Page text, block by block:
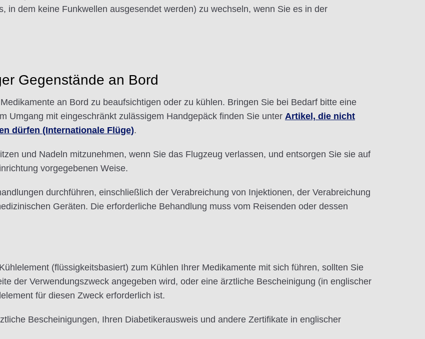
in dem keine Funkwellen ausgesendet werden) zu wechseln, wenn Sie es in der
Gegenstände an Bord
an Bord zu beaufsichtigen oder zu kühlen. Bringen Sie bei Bedarf bitte eine
Umgang mit eingeschränkt zulässigem Handgepäck finden Sie unter Artikel, die nicht
dürfen (Internationale Flüge).
und Nadeln mitzunehmen, wenn Sie das Flugzeug verlassen, und entsorgen Sie sie auf
vorgegebenen Weise.
durchführen, einschließlich der Verabreichung von Injektionen, der Verabreichung
Geräten. Die erforderliche Behandlung muss vom Reisenden oder dessen
(flüssigkeitsbasiert) zum Kühlen Ihrer Medikamente mit sich führen, sollten Sie
der Verwendungszweck angegeben wird, oder eine ärztliche Bescheinigung (in englischer
für diesen Zweck erforderlich ist.
Bescheinigungen, Ihren Diabetikerausweis und andere Zertifikate in englischer